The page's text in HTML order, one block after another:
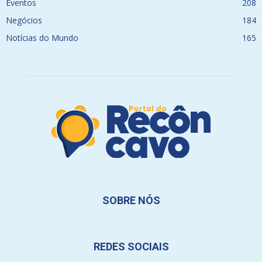
Eventos
208
Negócios
184
Notícias do Mundo
165
SOBRE NÓS
REDES SOCIAIS